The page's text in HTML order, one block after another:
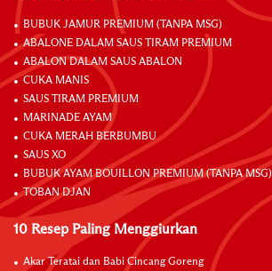
BUBUK JAMUR PREMIUM (TANPA MSG)
ABALONE DALAM SAUS TIRAM PREMIUM
ABALON DALAM SAUS ABALON
CUKA MANIS
SAUS TIRAM PREMIUM
MARINADE AYAM
CUKA MERAH BERBUMBU
SAUS XO
BUBUK AYAM BOUILLON PREMIUM (TANPA MSG)
TOBAN DJAN
10 Resep Paling Menggiurkan
Akar Teratai dan Babi Cincang Goreng